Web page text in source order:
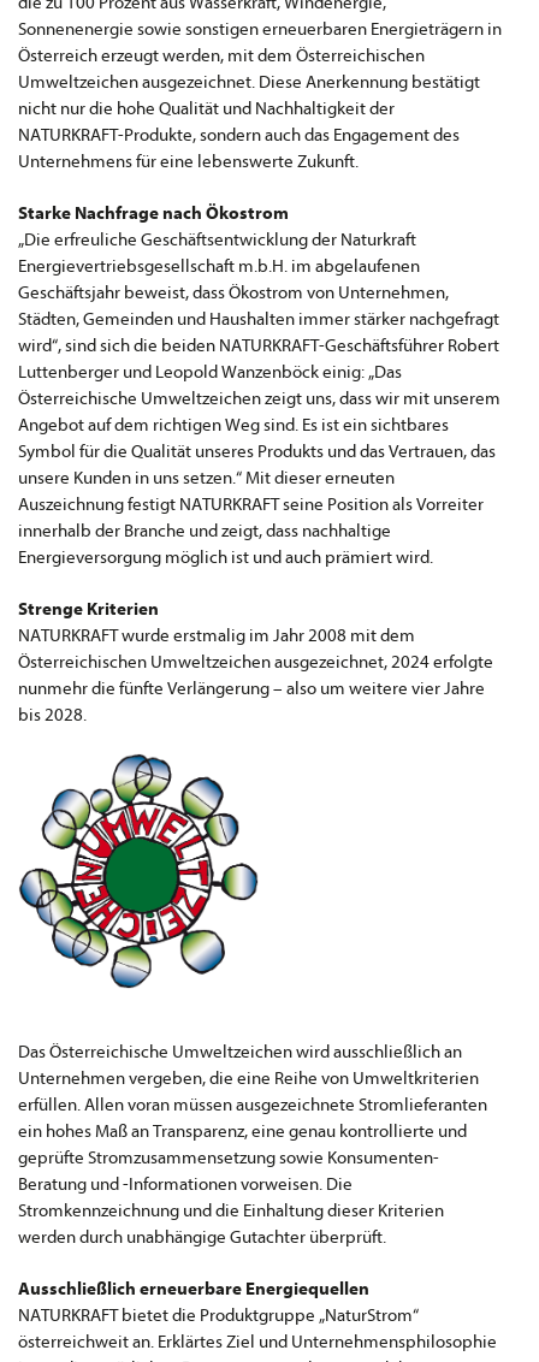
Sonnenenergie sowie sonstigen erneuerbaren Energieträgern in
Österreich erzeugt werden, mit dem Österreichischen
Umweltzeichen ausgezeichnet. Diese Anerkennung bestätigt
nicht nur die hohe Qualität und Nachhaltigkeit der
NATURKRAFT-Produkte, sondern auch das Engagement des
Unternehmens für eine lebenswerte Zukunft.
Starke Nachfrage nach Ökostrom
„Die erfreuliche Geschäftsentwicklung der Naturkraft
Energievertriebsgesellschaft m.b.H. im abgelaufenen
Geschäftsjahr beweist, dass Ökostrom von Unternehmen,
Städten, Gemeinden und Haushalten immer stärker nachgefragt
wird“, sind sich die beiden NATURKRAFT-Geschäftsführer Robert
Luttenberger und Leopold Wanzenböck einig: „Das
Österreichische Umweltzeichen zeigt uns, dass wir mit unserem
Angebot auf dem richtigen Weg sind. Es ist ein sichtbares
Symbol für die Qualität unseres Produkts und das Vertrauen, das
unsere Kunden in uns setzen.“ Mit dieser erneuten
Auszeichnung festigt NATURKRAFT seine Position als Vorreiter
innerhalb der Branche und zeigt, dass nachhaltige
Energieversorgung möglich ist und auch prämiert wird.
Strenge Kriterien
NATURKRAFT wurde erstmalig im Jahr 2008 mit dem
Österreichischen Umweltzeichen ausgezeichnet, 2024 erfolgte
nunmehr die fünfte Verlängerung – also um weitere vier Jahre
bis 2028.
Das Österreichische Umweltzeichen wird ausschließlich an
Unternehmen vergeben, die eine Reihe von Umweltkriterien
erfüllen. Allen voran müssen ausgezeichnete Stromlieferanten
ein hohes Maß an Transparenz, eine genau kontrollierte und
geprüfte Stromzusammensetzung sowie Konsumenten-
Beratung und -Informationen vorweisen. Die
Stromkennzeichnung und die Einhaltung dieser Kriterien
werden durch unabhängige Gutachter überprüft.
Ausschließlich erneuerbare Energiequellen
NATURKRAFT bietet die Produktgruppe „NaturStrom“
österreichweit an. Erklärtes Ziel und Unternehmensphilosophie